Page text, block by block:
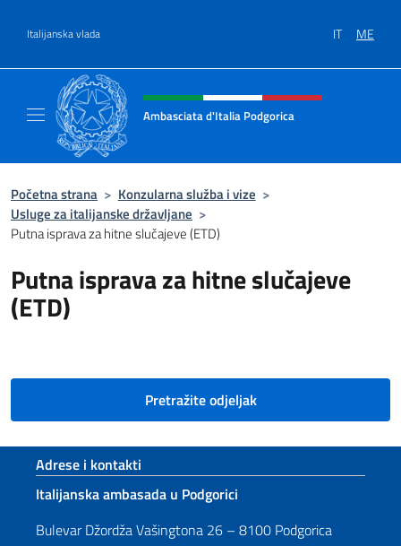
Italijanska vlada IT ME
Header, social and menu of site
Ambasciata d'Italia Podgorica
Početna strana > Konzularna služba i vize >
Usluge za italijanske državljane >
Putna isprava za hitne slučajeve (ETD)
Putna isprava za hitne slučajeve
(ETD)
Pretražite odjeljak
Footer section
Adrese i kontakti
Italijanska ambasada u Podgorici
Bulevar Džordža Vašingtona 26 – 8100 Podgorica